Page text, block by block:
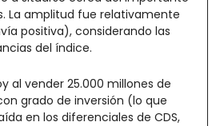
La amplitud fue relativamente
positiva), considerando las
del índice.
al vender 25.000 millones de
grado de inversión (lo que
en los diferenciales de CDS,